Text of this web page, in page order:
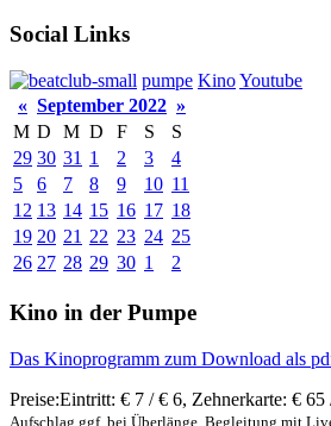
Social Links
pumpe KinoYoutube
« September 2022 »
M D M D F S
S
29 30 31 1 2 3
4
5
6 7 8 9 10 11
12 13 14 15 16 17 18
19 20 21 22 23 24 25
26 27 28 29 30 1 2
Kino in der Pumpe
Das Kinoprogramm zum Download als
Preise:Eintritt: € 7 / € 6, Zehnerkarte: € 65
Aufschlag ggf. bei Überlänge, Begleitung mit